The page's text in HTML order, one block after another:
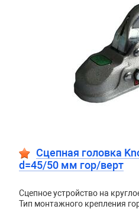
Сцепная головка
d=45/50 мм гор/верт
Сцепное устройство на
Тип монтажного крепления